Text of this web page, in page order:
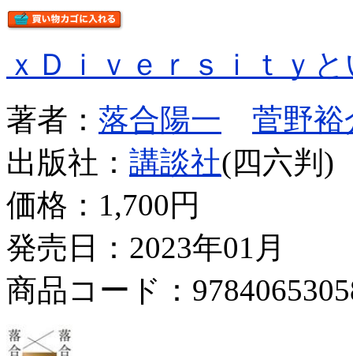
ｘＤｉｖｅｒｓｉｔｙ
著者： 落合陽一
菅野裕
出版社： 講談社(四六判)
価格： 1,700円
発売日：2023年01月
商品コード：